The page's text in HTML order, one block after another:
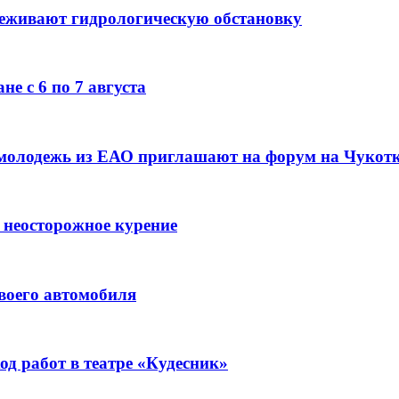
гидрологическую обстановку
с 6 по 7 августа
из ЕАО приглашают на форум на
курение
автомобиля
работ в театре «Кудесник»